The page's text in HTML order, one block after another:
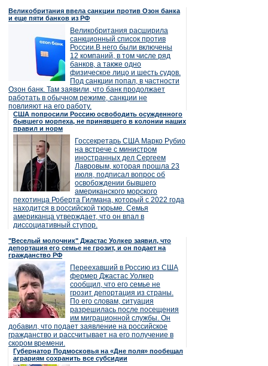
Великобритания ввела санкции против Озон банка
и еще пяти банков из РФ
Великобритания расширила
санкционный список против
России.В него были включены
12 компаний, в том числе ряд
банков, а также одно
физическое лицо и шесть судов.
Под санкции попал, в частности
Озон банк. Там заявили, что банк продолжает
работать в обычном режиме, санкции не
повлияют на его работу.
США попросили Россию освободить осужденного
бывшего морпеха, не принявшего в колонии наших
правил и норм
Госсекретарь США Марко Рубио
на встрече с министром
иностранных дел Сергеем
Лавровым, которая прошла 23
июля, подписал вопрос об
освобождении бывшего
американского морского
пехотинца Роберта Гилмана, который с 2022 года
находится в российской тюрьме. Семья
американца утверждает, что он впал в
диссоциативный ступор.
"Веселый молочник" Джастас Уолкер заявил, что
депортация его семье не грозит, и он подает на
гражданство РФ
Переехавший в Россию из США
фермер Джастас Уолкер
сообщил, что его семье не
грозит депортация из страны.
По его словам, ситуация
разрешилась после посещения
им миграционной службы. Он
добавил, что подает заявление на российское
гражданство и рассчитывает на его получение в
скором времени.
Губернатор Подмосковья на «Дне поля» пообещал
аграриям сохранить все субсидии